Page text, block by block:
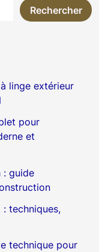
Rechercher
linge extérieur
pour
et
: guide
techniques,
technique pour